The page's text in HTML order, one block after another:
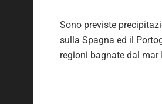
Sono previste
sulla Spagna ed il
regioni bagnate dal mar